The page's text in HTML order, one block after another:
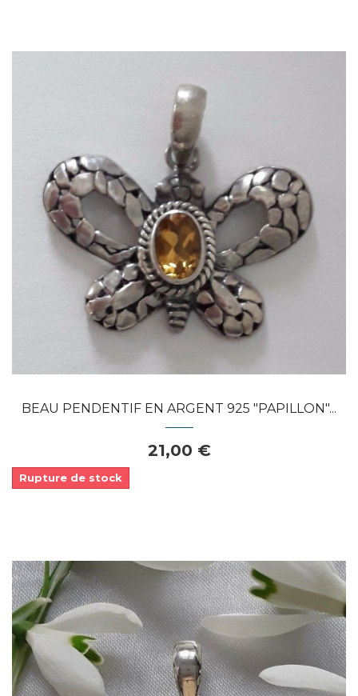
Dans mon panier
APERÇU RAPIDE
BEAU PENDENTIF EN ARGENT 925 "PAPILLON"...
21,00 €
Rupture de stock